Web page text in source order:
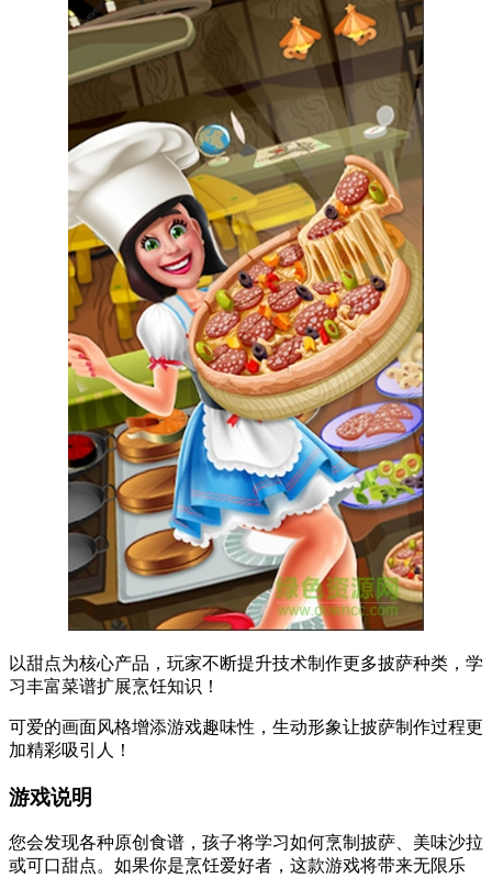
以甜点为核心产品，玩家不断提升技术制作更多披萨种类，学
习丰富菜谱扩展烹饪知识！
可爱的画面风格增添游戏趣味性，生动形象让披萨制作过程更
加精彩吸引人！
游戏说明
您会发现各种原创食谱，孩子将学习如何烹制披萨、美味沙拉
或可口甜点。如果你是烹饪爱好者，这款游戏将带来无限乐